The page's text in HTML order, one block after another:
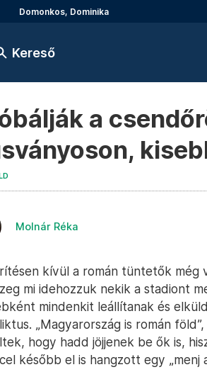
Domonkos, Dominika
Kereső
a
Molnár Réka
kívül a román tüntetők még
mi idehozzuk nekik a stadiont
mindenkit leállítanak és
„Magyarország is román
hogy hadd jöjjenek be ők is,
később el is hangzott egy „menj